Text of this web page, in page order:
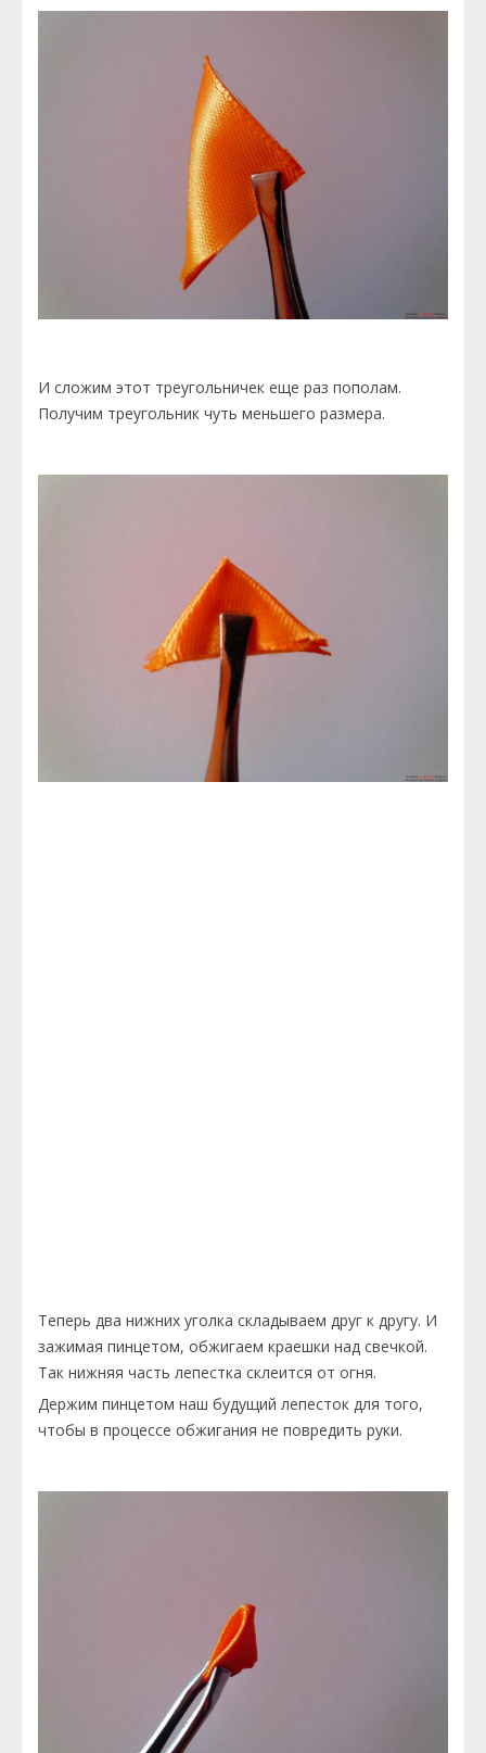
И сложим этот треугольничек еще раз пополам.
Получим треугольник чуть меньшего размера.
Теперь два нижних уголка складываем друг к другу. И
зажимая пинцетом, обжигаем краешки над свечкой.
Так нижняя часть лепестка склеится от огня.
Держим пинцетом наш будущий лепесток для того,
чтобы в процессе обжигания не повредить руки.